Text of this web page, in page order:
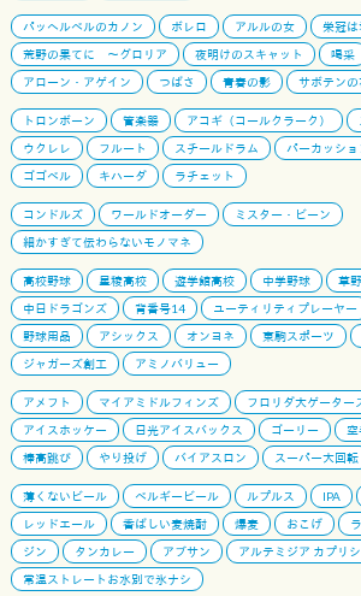
パッヘルベルのカノン ボレロ アルルの女
栄冠は
荒野の果てに 〜グロリア
夜明けのスキャット 喝采
アローン・アゲイン
つばさ 青春の影 サボテンの
トロンボーン 管楽器 アコギ（コールクラーク）
ウクレレ
フルート スチールドラム パーカッショ
ゴゴベル
キハーダ ラチェット
コンドルズ ワールドオーダー
ミスター・ビーン
細かすぎて伝わらないモノマネ
高校野球 星稜高校 遊学館高校 中学野球 草
中日ドラゴンズ
背番号14 ユーティリティプレーヤー
野球用品
アシックス オンヨネ 東駒スポーツ
ジャガーズ創工
アミノバリュー
アメフト マイアミドルフィンズ フロリダ大ゲーター
アイスホッケー
日光アイスバックス ゴーリー
棒高跳び
やり投げ バイアスロン スーパー大回転
薄くないビール ベルギービール ルプルス IPA
レッドエール
香ばしい麦焼酎 爆麦 おこげ
ジン
タンカレー アブサン
アルテミジア カプリ
常温ストレートお水別で氷ナシ